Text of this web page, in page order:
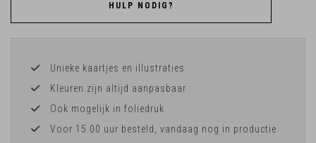
HULP NODIG?
Unieke kaartjes en illustraties
Kleuren zijn altijd aanpasbaar
Ook mogelijk in foliedruk
Voor 15.00 uur besteld, vandaag nog in productie